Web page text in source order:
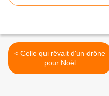
< Celle qui rêvait d'un drône
pour Noël